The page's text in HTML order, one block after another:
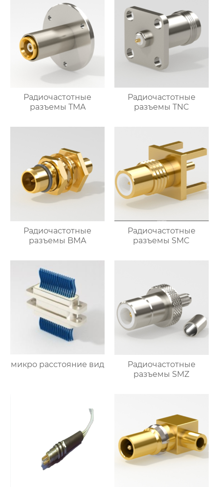
Радиочастотные
разъемы TMA
Радиочастотные
разъемы TNC
Радиочастотные
разъемы BMA
Радиочастотные
разъемы SMC
микро расстояние вид
Радиочастотные
разъемы SMZ